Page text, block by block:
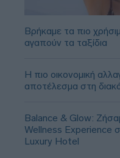
Βρήκαμε τα πιο
αγαπούν τα ταξίδια
Η πιο οικονομική
αποτέλεσμα στη
Balance & Glow:
Wellness Experience
Luxury Hotel